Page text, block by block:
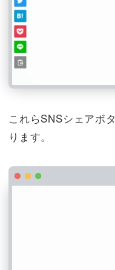
これらSNSシェアボ
ります。